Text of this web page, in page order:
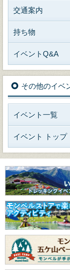
交通案内
持ち物
イベントQ&A
その他のイベ
イベント一覧
イベント トップ